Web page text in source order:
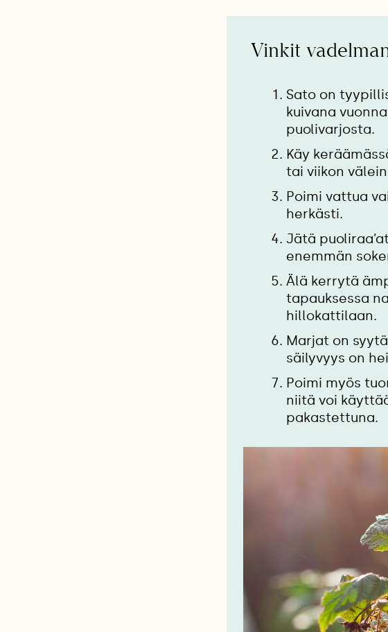
Vinkit
Sato on
kuivana
puolivarjosta.
Käy
tai viikon
Poimi vattua
herkästi.
Jätä
enemmän
Älä kerrytä
tapauksessa
hillokattilaan.
Marjat on
säilyvyys on
Poimi myös
niitä voi
pakastettuna.